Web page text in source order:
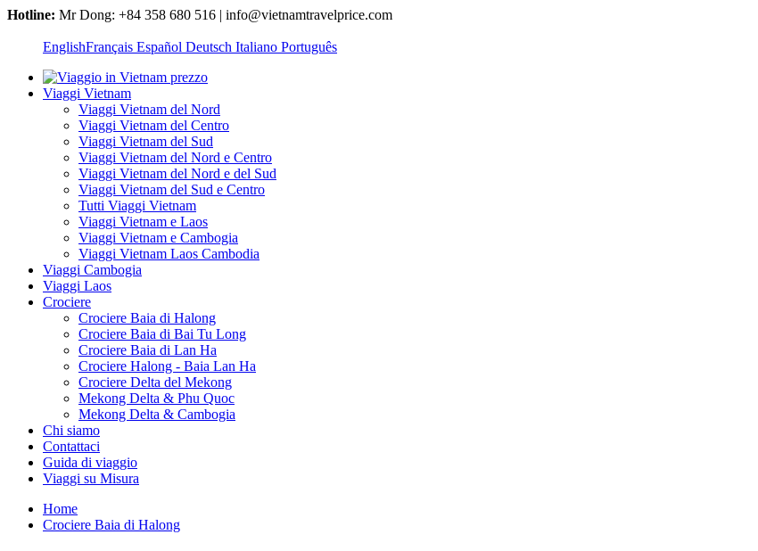
Hotline: Mr Dong: +84 358 680 516 | info@vietnamtravelprice.com
EnglishFrançais Español Deutsch Italiano Português
Viaggi Vietnam
Viaggi Vietnam del Nord
Viaggi Vietnam del Centro
Viaggi Vietnam del Sud
Viaggi Vietnam del Nord e Centro
Viaggi Vietnam del Nord e del Sud
Viaggi Vietnam del Sud e Centro
Tutti Viaggi Vietnam
Viaggi Vietnam e Laos
Viaggi Vietnam e Cambogia
Viaggi Vietnam Laos Cambodia
Viaggi Cambogia
Viaggi Laos
Crociere
Crociere Baia di Halong
Crociere Baia di Bai Tu Long
Crociere Baia di Lan Ha
Crociere Halong - Baia Lan Ha
Crociere Delta del Mekong
Mekong Delta & Phu Quoc
Mekong Delta & Cambogia
Chi siamo
Contattaci
Guida di viaggio
Viaggi su Misura
Home
Crociere Baia di Halong